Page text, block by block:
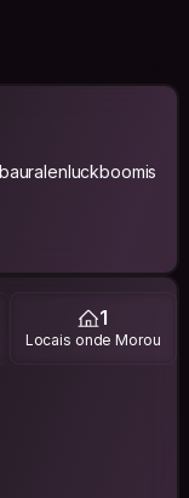
1
Locais onde Morou